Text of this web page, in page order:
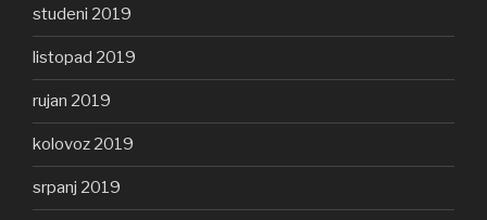
studeni 2019
listopad 2019
rujan 2019
kolovoz 2019
srpanj 2019